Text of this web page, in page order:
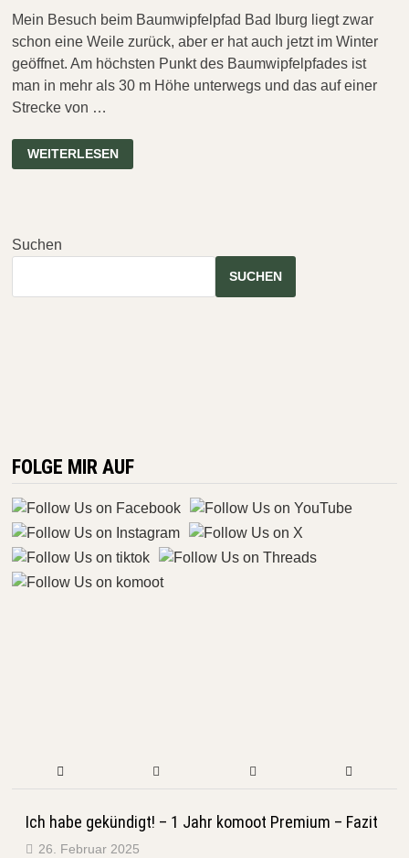
Mein Besuch beim Baumwipfelpfad Bad Iburg liegt zwar
schon eine Weile zurück, aber er hat auch jetzt im Winter
geöffnet. Am höchsten Punkt des Baumwipfelpfades ist
man in mehr als 30 m Höhe unterwegs und das auf einer
Strecke von …
BAUMWIPFELPFAD
BAD
IBURG
DER
SPUR
WEITERLESEN
Suchen
SUCHEN
FOLGE MIR AUF
Ich habe gekündigt! – 1 Jahr komoot Premium – Fazit
26. Februar 2025